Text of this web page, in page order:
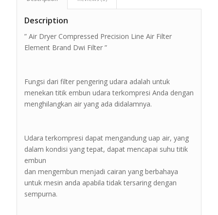
Description
” Air Dryer Compressed Precision Line Air Filter
Element Brand Dwi Filter ”
Fungsi dari filter pengering udara adalah untuk
menekan titik embun udara terkompresi Anda dengan
menghilangkan air yang ada didalamnya.
Udara terkompresi dapat mengandung uap air, yang
dalam kondisi yang tepat, dapat mencapai suhu titik
embun
dan mengembun menjadi cairan yang berbahaya
untuk mesin anda apabila tidak tersaring dengan
sempurna.